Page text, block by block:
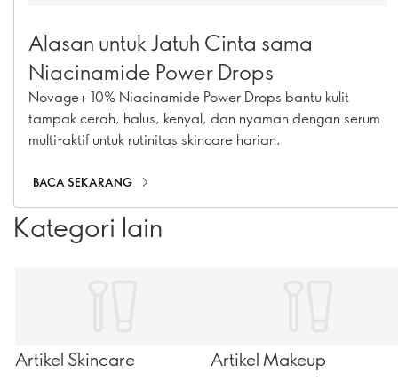
Alasan untuk Jatuh Cinta sama
Niacinamide Power Drops
Novage+ 10% Niacinamide Power Drops bantu kulit
tampak cerah, halus, kenyal, dan nyaman dengan serum
multi-aktif untuk rutinitas skincare harian.
BACA SEKARANG
Kategori lain
Artikel Skincare Artikel Makeup